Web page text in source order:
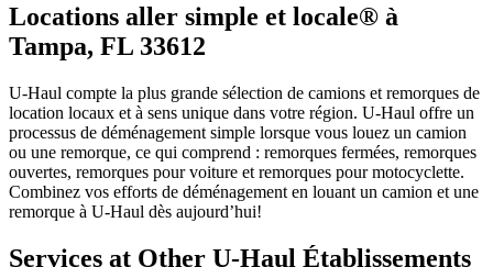
Locations aller simple et locale® à
Tampa, FL 33612
U-Haul compte la plus grande sélection de camions et remorques de
location locaux et à sens unique dans votre région. U-Haul offre un
processus de déménagement simple lorsque vous louez un camion
ou une remorque, ce qui comprend : remorques fermées, remorques
ouvertes, remorques pour voiture et remorques pour motocyclette.
Combinez vos efforts de déménagement en louant un camion et une
remorque à U-Haul dès aujourd’hui!
Services at Other U-Haul Établissements